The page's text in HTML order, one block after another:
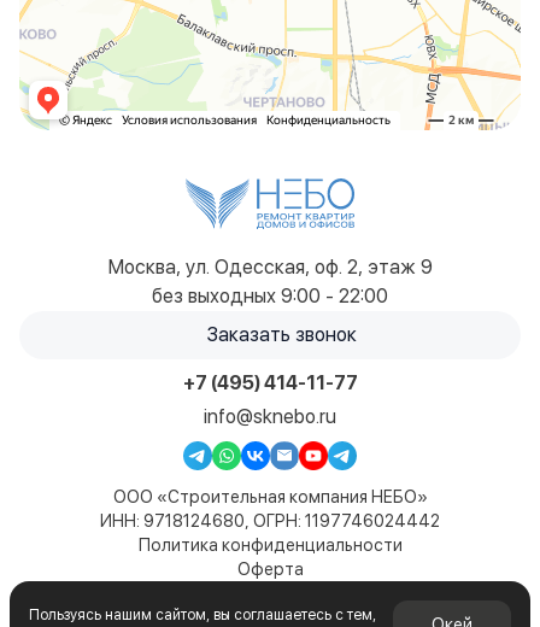
Москва, ул. Одесская, оф. 2, этаж 9
без выходных 9:00 - 22:00
Заказать звонок
+7 (495) 414-11-77
info@sknebo.ru
ООО «Строительная компания НЕБО»
ИНН: 9718124680, ОГРН: 1197746024442
Политика конфиденциальности
Оферта
© 2019-2026. Все права защищены. Сайт не является
Пользуясь нашим сайтом, вы соглашаетесь с тем,